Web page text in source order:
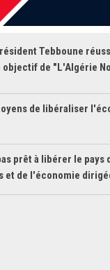
Tebboune
de "L'Algérie
de libéraliser
prêt à libérer le pays
et de l'économie